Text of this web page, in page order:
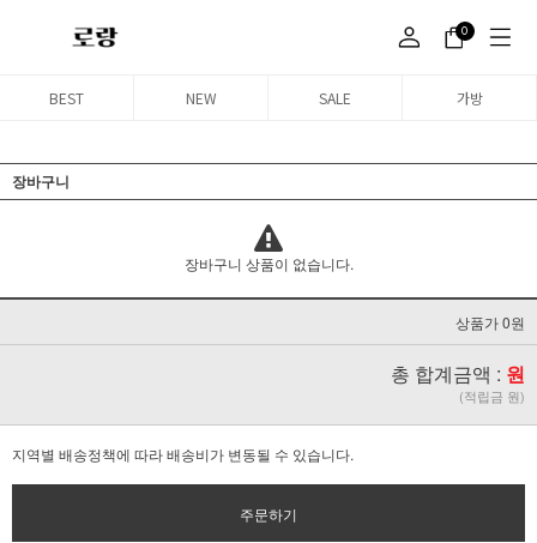
0
BEST NEW SALE 가방
장바구니
장바구니 상품이 없습니다.
상품가 0원
총 합계금액 : 원
(적립금 원)
지역별 배송정책에 따라 배송비가 변동될 수 있습니다.
주문하기